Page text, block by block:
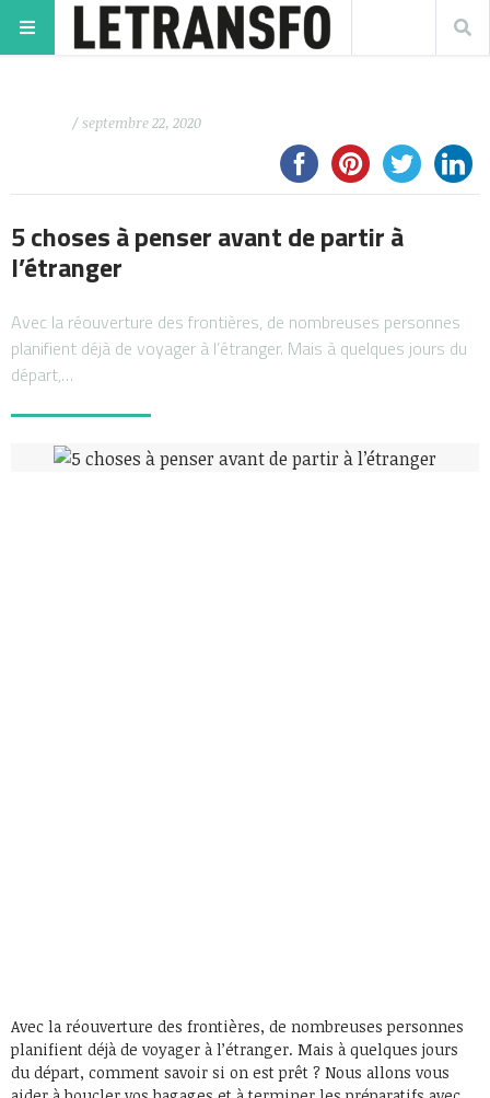
/ septembre 22, 2020
5 choses à penser avant de partir à
l’étranger
Avec la réouverture des frontières, de nombreuses personnes
planifient déjà de voyager à l’étranger. Mais à quelques jours du
départ,…
Avec la réouverture des frontières, de nombreuses personnes
planifient déjà de voyager à l’étranger. Mais à quelques jours
du départ, comment savoir si on est prêt ? Nous allons vous